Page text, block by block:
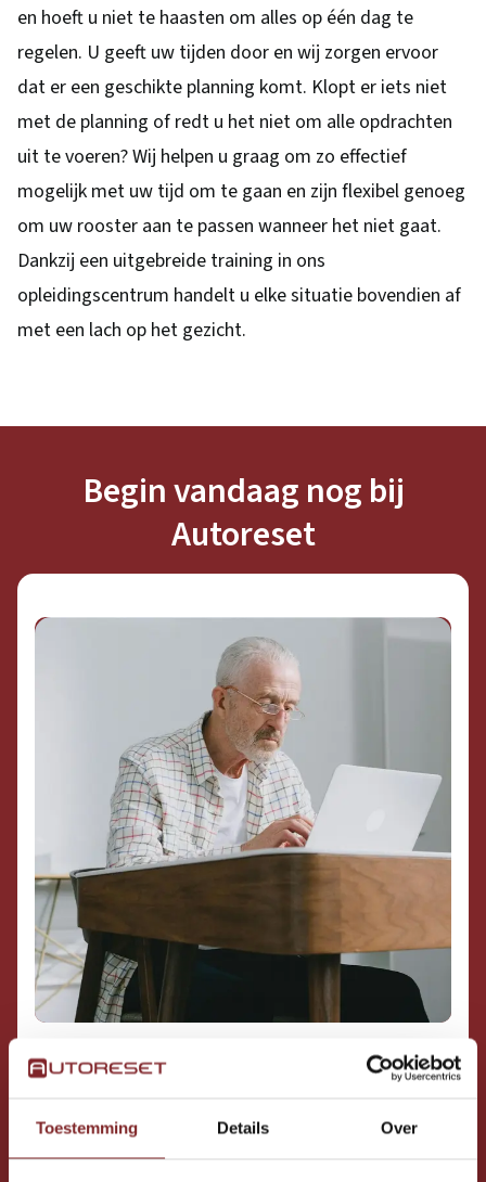
Toestemming Details Over
en hoeft u niet te haasten om alles op één dag te
regelen. U geeft uw tijden door en wij zorgen ervoor
dat er een geschikte planning komt. Klopt er iets niet
met de planning of redt u het niet om alle opdrachten
uit te voeren? Wij helpen u graag om zo effectief
mogelijk met uw tijd om te gaan en zijn flexibel genoeg
om uw rooster aan te passen wanneer het niet gaat.
Dankzij een uitgebreide training in ons
opleidingscentrum handelt u elke situatie bovendien af
met een lach op het gezicht.
Begin vandaag nog bij
Autoreset
1. KIES JE EIGEN RITTEN